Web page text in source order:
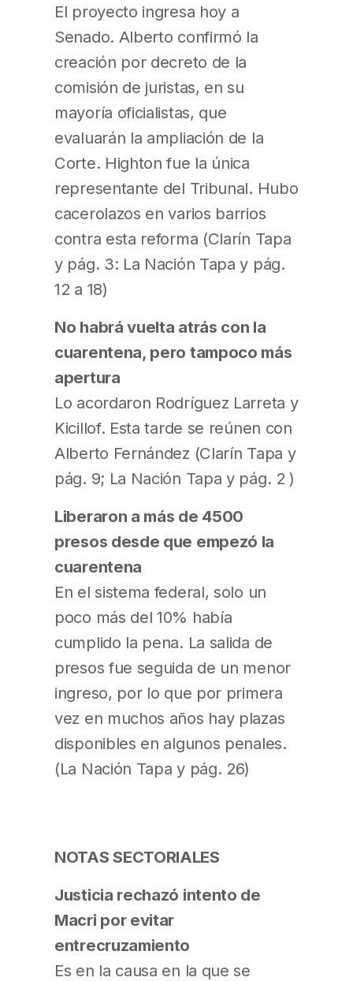
El proyecto ingresa hoy a
Senado. Alberto confirmó la
creación por decreto de la
comisión de juristas, en su
mayoría oficialistas, que
evaluarán la ampliación de la
Corte. Highton fue la única
representante del Tribunal. Hubo
cacerolazos en varios barrios
contra esta reforma (Clarín Tapa
y pág. 3: La Nación Tapa y pág.
12 a 18)
No habrá vuelta atrás con la
cuarentena, pero tampoco más
apertura
Lo acordaron Rodríguez Larreta y
Kicillof. Esta tarde se reúnen con
Alberto Fernández (Clarín Tapa y
pág. 9; La Nación Tapa y pág. 2 )
Liberaron a más de 4500
presos desde que empezó la
cuarentena
En el sistema federal, solo un
poco más del 10% había
cumplido la pena. La salida de
presos fue seguida de un menor
ingreso, por lo que por primera
vez en muchos años hay plazas
disponibles en algunos penales.
(La Nación Tapa y pág. 26)
NOTAS SECTORIALES
Justicia rechazó intento de
Macri por evitar
entrecruzamiento
Es en la causa en la que se